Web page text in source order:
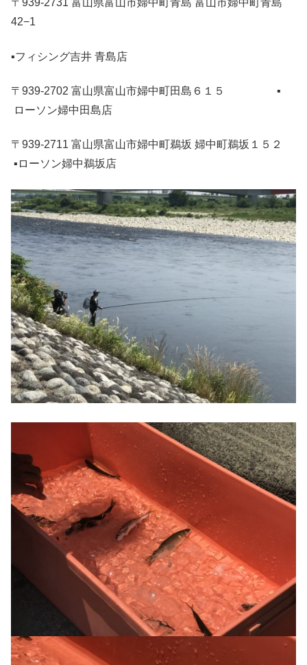
〒939-2731 富山県富山市婦中町青島 富山市婦中町青島
42−1
▪フィシング吉井 青島店
〒939-2702 富山県富山市婦中町田島６１５ ▪
ローソン婦中田島店
〒939-2711 富山県富山市婦中町鵜坂 婦中町鵜坂１５２
▪ローソン婦中鵜坂店